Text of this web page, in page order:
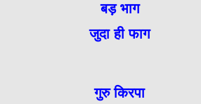
बड़ भाग
जुदा ही फाग
गुरु किरपा